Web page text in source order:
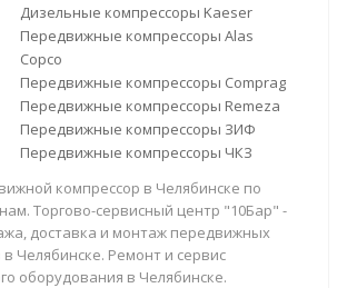
Дизельные компрессоры Kaeser
Передвижные компрессоры Alas
Copco
Передвижные компрессоры Comprag
Передвижные компрессоры Remeza
Передвижные компрессоры ЗИФ
Передвижные компрессоры ЧКЗ
компрессор в Челябинске по
Торгово-сервисный центр "10Бар" -
доставка и монтаж передвижных
Челябинске. Ремонт и сервис
оборудования в Челябинске.